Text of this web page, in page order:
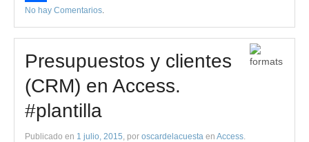
Compartir
No hay Comentarios.
Presupuestos y clientes
(CRM) en Access.
#plantilla
Publicado en 1 julio, 2015, por oscardelacuesta en Access.